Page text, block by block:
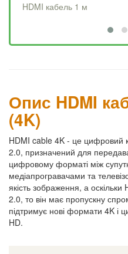
HDMI кабель 1 м
Опис HDMI
(4K)
HDMI cable 4K - це цифровий
2.0, призначений для
цифровому форматі між
медіапрогравачами та
якість зображення, а
2.0, то він має пропускну
підтримує нові формати 4K і
HD.